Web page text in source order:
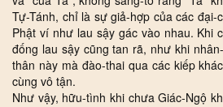
Tự-Tánh, chỉ là sự giả-hợp của các
Phật ví như lau sậy gác vào nhau. Khi
đống lau sậy cũng tan rã, như khi
thân này mà đào-thai qua các kiếp
cùng vô tận.
Như vậy, hữu-tình khi chưa Giác-Ngộ